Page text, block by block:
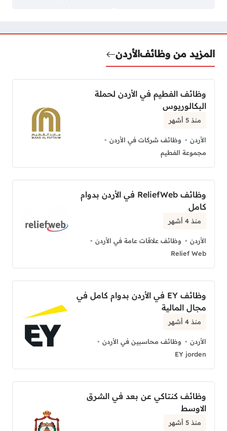
المزيد من وظائفالأردن
وظائف الفطيم في الأردن لحملة
البكالوريوس
منذ 5 أشهر
الأردن
وظائف شركات في الأردن
مجموعة الفطيم
وظائف ReliefWeb في الأردن بدوام
كامل
منذ 4 أشهر
الأردن
وظائف علاقات عامة في الأردن
Relief Web
وظائف EY في الأردن بدوام كامل في
مجال المالية
منذ 4 أشهر
الأردن
وظائف محاسبين في الأردن
EY jorden
وظائف كنتاكي عن بعد في الشرق
الاوسط
منذ 5 أشهر